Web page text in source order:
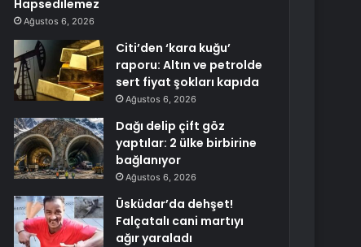
Hapsedilemez
Ağustos 6, 2026
Citi’den ‘kara kuğu’
raporu: Altın ve petrolde
sert fiyat şokları kapıda
Ağustos 6, 2026
Dağı delip çift göz
yaptılar: 2 ülke birbirine
bağlanıyor
Ağustos 6, 2026
Üsküdar’da dehşet!
Falçatalı cani martıyı
ağır yaraladı